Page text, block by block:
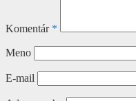
Komentár *
Meno
E-mail